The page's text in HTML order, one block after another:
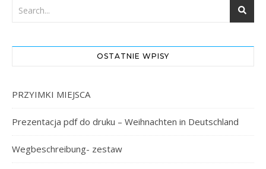
OSTATNIE WPISY
PRZYIMKI MIEJSCA
Prezentacja pdf do druku – Weihnachten in Deutschland
Wegbeschreibung- zestaw